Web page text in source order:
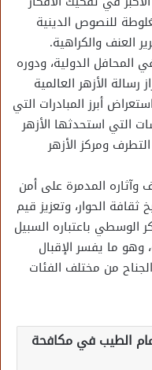
للنصوص الدينية
العنف والكراهية.
المحافل الدولية، ودوره
الأزهر العالمية
أبرز المبادرات التي
التي استحدثها الأزهر
ومركز الأزهر
وآثاره المدمرة على أمن
الحوار، وتعزيز قيم
الوسطي باعتباره السبيل
وهو ما يفسر الإقبال
من مختلف الفئات
الطيب في مكافحة